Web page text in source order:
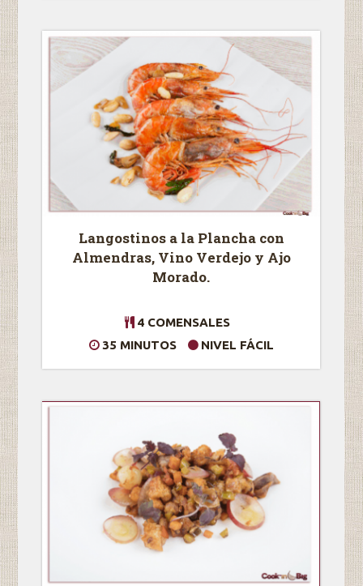
Langostinos a la Plancha con
Almendras, Vino Verdejo y Ajo
Morado.
4 COMENSALES
35 MINUTOS
NIVEL FÁCIL